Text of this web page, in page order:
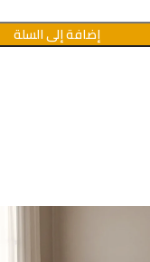
إضافة إلى السلة